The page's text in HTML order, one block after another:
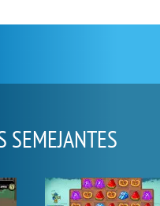
SEMEJANTES